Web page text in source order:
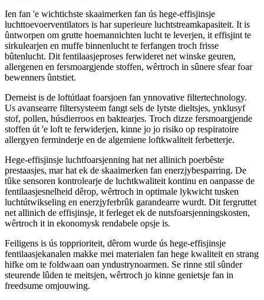
Ien fan 'e wichtichste skaaimerken fan ús hege-effisjinsje
luchttoevoerventilators is har superieure luchtstreamkapasiteit. It is
ûntworpen om grutte hoemannichten lucht te leverjen, it effisjint te
sirkulearjen en muffe binnenlucht te ferfangen troch frisse
bûtenlucht. Dit fentilaasjeproses ferwideret net winske geuren,
allergenen en fersmoargjende stoffen, wêrtroch in sûnere sfear foar
bewenners ûntstiet.
Derneist is de loftútlaat foarsjoen fan ynnovative filtertechnology.
Us avansearre filtersysteem fangt sels de lytste dieltsjes, ynklusyf
stof, pollen, húsdierroos en baktearjes. Troch dizze fersmoargjende
stoffen út 'e loft te ferwiderjen, kinne jo jo risiko op respiratoire
allergyen ferminderje en de algemiene loftkwaliteit ferbetterje.
Hege-effisjinsje luchtfoarsjenning hat net allinich poerbêste
prestaasjes, mar hat ek de skaaimerken fan enerzjybesparring. De
tûke sensoren kontrolearje de luchtkwaliteit kontinu en oanpasse de
fentilaasjesnelheid dêrop, wêrtroch in optimale lykwicht tusken
luchtútwikseling en enerzjyferbrûk garandearre wurdt. Dit fergruttet
net allinich de effisjinsje, it ferleget ek de nutsfoarsjenningskosten,
wêrtroch it in ekonomysk rendabele opsje is.
Feiligens is ús topprioriteit, dêrom wurde ús hege-effisjinsje
fentilaasjekanalen makke mei materialen fan hege kwaliteit en strang
hifke om te foldwaan oan yndustrynoarmen. Se rinne stil sûnder
steurende lûden te meitsjen, wêrtroch jo kinne genietsje fan in
freedsume omjouwing.